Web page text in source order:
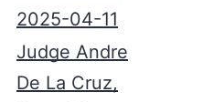
2025-04-11
Judge Andre
De La Cruz,